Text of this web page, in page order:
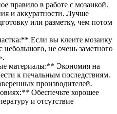
правило в работе с мозаикой.
и аккуратности. Лучше
или разметку, чем потом
Если вы клеите мозаику
небольшого, не очень заметного
материалы:** Экономия на
к печальным последствиям.
производителей.
Обеспечьте хорошее
и отсутствие